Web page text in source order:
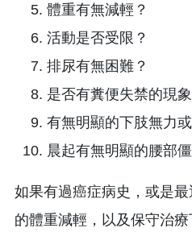
晨起有無明顯的腰部僵
如果有過癌症病史，或是
的體重減輕，以及保守治
個月，一定要告知醫師做
性腫瘤的危險。
治療與預防
一般常見的下背痛治療方式